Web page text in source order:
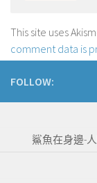
This site uses
comment data is
FOLLOW:
鯊魚在身邊-